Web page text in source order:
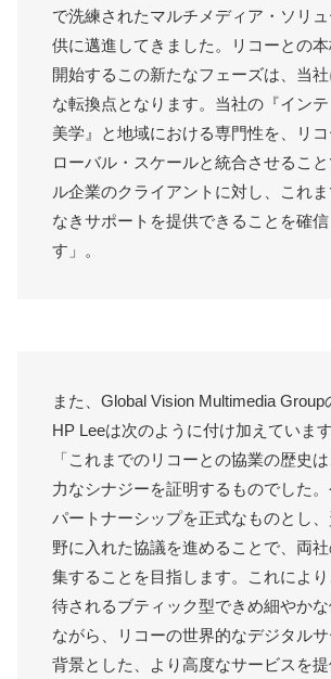
で洗練されたマルチメディア・ソリ
供に邁進してきました。リコーとの
開始するこの新たなフェーズは、当
な転換点となります。当社の『イン
美学』と地域における専門性を、リ
ローバル・スケールと統合させるこ
ル企業のクライアントに対し、これ
なきサポートを提供できることを確信
す」。
また、Global Vision Multimedia Group
HP Leeは次のように付け加えています
「これまでのリコーとの協業の歴史
力なシナジーを証明するものでした
パートナーシップを正式なものとし
野に入れた協議を進めることで、両
集することを目指します。これによ
待されるブティック型できめ細やか
ながら、リコーの世界的なデジタル
背景とした、より高度なサービスを